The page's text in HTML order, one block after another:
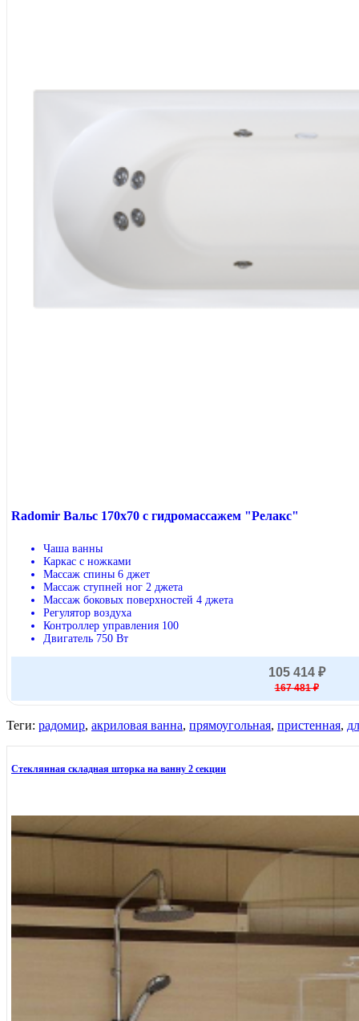
Radomir Вальс 170x70 с гидромассажем "Релакс"
Чаша ванны
Каркас с ножками
Массаж спины 6 джет
Массаж ступней ног 2 джета
Массаж боковых поверхностей 4 джета
Регулятор воздуха
Контроллер управления 100
Двигатель 750 Вт
105 414 ₽
167 481 ₽
Теги: радомир, акриловая ванна, прямоугольная, пристенная,
Стеклянная складная шторка на ванну 2 секции